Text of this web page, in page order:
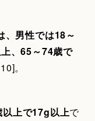
、男性では18～
、65～74歳で
。
上で17g以上で